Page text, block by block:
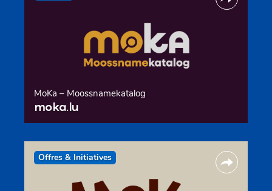
MoKa – Moossnamekatalog
moka.lu
Offres & Initiatives